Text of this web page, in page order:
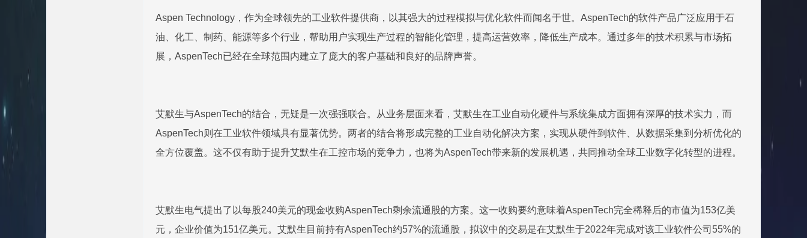
Aspen Technology，作为全球领先的工业软件提供商，以其强大的过程模拟与优化软件而闻名于世。AspenTech的软件产品广泛应用于石
油、化工、制药、能源等多个行业，帮助用户实现生产过程的智能化管理，提高运营效率，降低生产成本。通过多年的技术积累与市场拓
展，AspenTech已经在全球范围内建立了庞大的客户基础和良好的品牌声誉。
艾默生与AspenTech的结合，无疑是一次强强联合。从业务层面来看，艾默生在工业自动化硬件与系统集成方面拥有深厚的技术实力，而
AspenTech则在工业软件领域具有显著优势。两者的结合将形成完整的工业自动化解决方案，实现从硬件到软件、从数据采集到分析优化的
全方位覆盖。这不仅有助于提升艾默生在工控市场的竞争力，也将为AspenTech带来新的发展机遇，共同推动全球工业数字化转型的进程。
艾默生电气提出了以每股240美元的现金收购AspenTech剩余流通股的方案。这一收购要约意味着AspenTech完全稀释后的市值为153亿美
元，企业价值为151亿美元。艾默生目前持有AspenTech约57%的流通股，拟议中的交易是在艾默生于2022年完成对该工业软件公司55%的